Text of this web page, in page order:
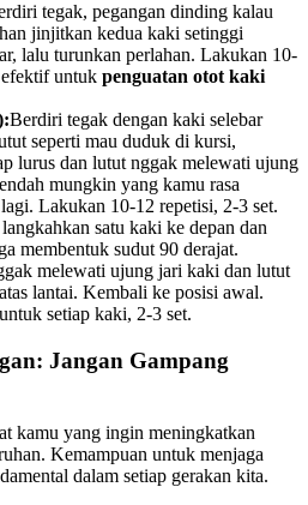
tegak, pegangan dinding kalau
jinjitkan kedua kaki setinggi
lalu turunkan perlahan. Lakukan 10-
untuk penguatan otot kaki
Berdiri tegak dengan kaki selebar
seperti mau duduk di kursi,
lurus dan lutut nggak melewati ujung
mungkin yang kamu rasa
Lakukan 10-12 repetisi, 2-3 set.
satu kaki ke depan dan
membentuk sudut 90 derajat.
melewati ujung jari kaki dan lutut
lantai. Kembali ke posisi awal.
setiap kaki, 2-3 set.
Jangan Gampang
kamu yang ingin meningkatkan
Kemampuan untuk menjaga
dalam setiap gerakan kita.